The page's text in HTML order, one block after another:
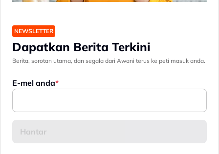
NEWSLETTER
Dapatkan Berita Terkini
Berita, sorotan utama, dan segala dari Awani terus ke peti masuk anda.
E-mel anda